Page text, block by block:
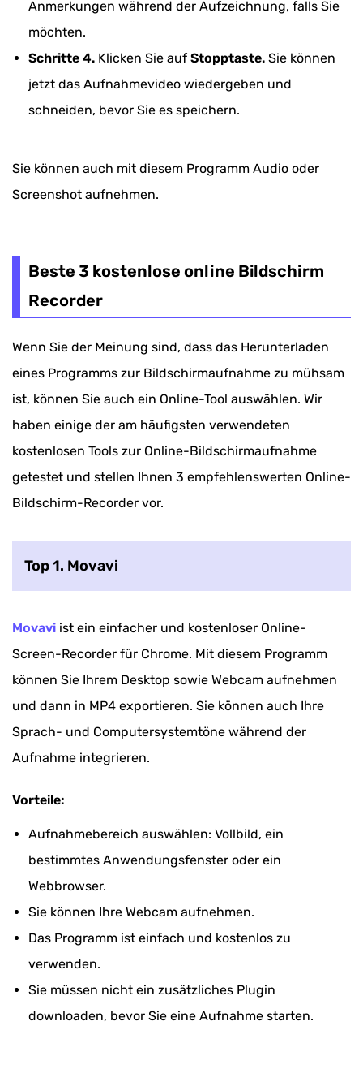
Anmerkungen während der Aufzeichnung, falls Sie
möchten.
Schritte 4. Klicken Sie auf Stopptaste. Sie können
jetzt das Aufnahmevideo wiedergeben und
schneiden, bevor Sie es speichern.
Sie können auch mit diesem Programm Audio oder
Screenshot aufnehmen.
Beste 3 kostenlose online Bildschirm
Recorder
Wenn Sie der Meinung sind, dass das Herunterladen
eines Programms zur Bildschirmaufnahme zu mühsam
ist, können Sie auch ein Online-Tool auswählen. Wir
haben einige der am häufigsten verwendeten
kostenlosen Tools zur Online-Bildschirmaufnahme
getestet und stellen Ihnen 3 empfehlenswerten Online-
Bildschirm-Recorder vor.
Top 1. Movavi
Movavi ist ein einfacher und kostenloser Online-
Screen-Recorder für Chrome. Mit diesem Programm
können Sie Ihrem Desktop sowie Webcam aufnehmen
und dann in MP4 exportieren. Sie können auch Ihre
Sprach- und Computersystemtöne während der
Aufnahme integrieren.
Vorteile:
Aufnahmebereich auswählen: Vollbild, ein
bestimmtes Anwendungsfenster oder ein
Webbrowser.
Sie können Ihre Webcam aufnehmen.
Das Programm ist einfach und kostenlos zu
verwenden.
Sie müssen nicht ein zusätzliches Plugin
downloaden, bevor Sie eine Aufnahme starten.